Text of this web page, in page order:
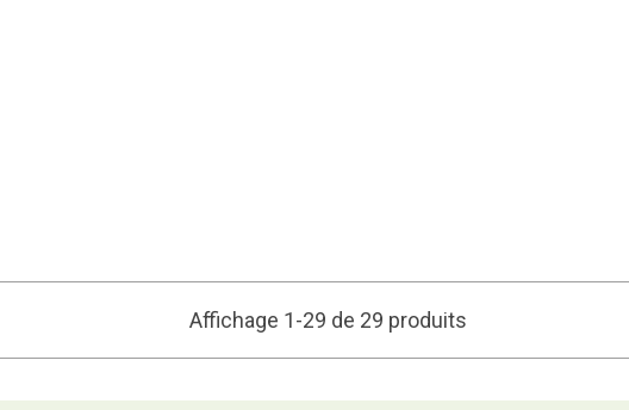
Affichage 1-29 de 29 produits